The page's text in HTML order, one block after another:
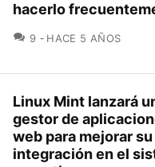
hacerlo
9 COMENTARIOS
HACE 5 AÑOS
Linux Mint lanzará
gestor de
web para mejorar su
integración en el